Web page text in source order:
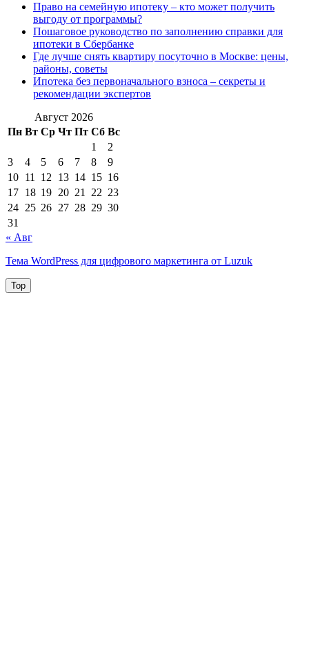
Право на семейную ипотеку – кто может получить
выгоду от программы?
Пошаговое руководство по заполнению справки для
ипотеки в Сбербанке
Где лучше снять квартиру посуточно в Москве: цены,
районы, советы
Ипотека без первоначального взноса – секреты и
рекомендации экспертов
Август 2026
Пн Вт Ср Чт Пт Сб Вс
1
2
3
4 5 6 7 8
9
10 11 12 13 14 15 16
17 18 19 20 21 22 23
24 25 26 27 28 29 30
31
« Авг
Тема WordPress для цифрового маркетинга от Luzuk
Top